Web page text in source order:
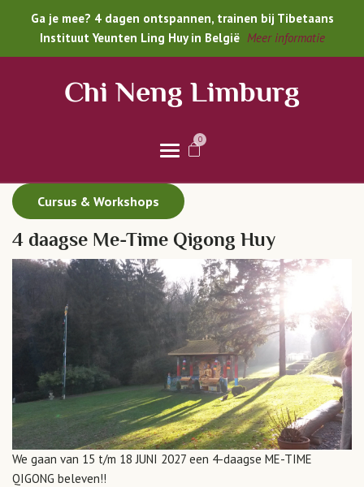
Ga je mee? 4 dagen ontspannen, trainen bij Tibetaans
Instituut Yeunten Ling Huy in België Meer informatie
Chi Neng Limburg
0
Cursus & Workshops
4 daagse Me-Time Qigong Huy
We gaan van 15 t/m 18 JUNI 2027 een 4-daagse ME-TIME
QIGONG beleven!!